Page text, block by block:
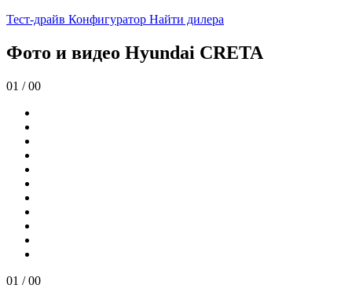
Тест-драйв Конфигуратор Найти дилера
Фото и видео Hyundai CRETA
01 / 00
01 / 00